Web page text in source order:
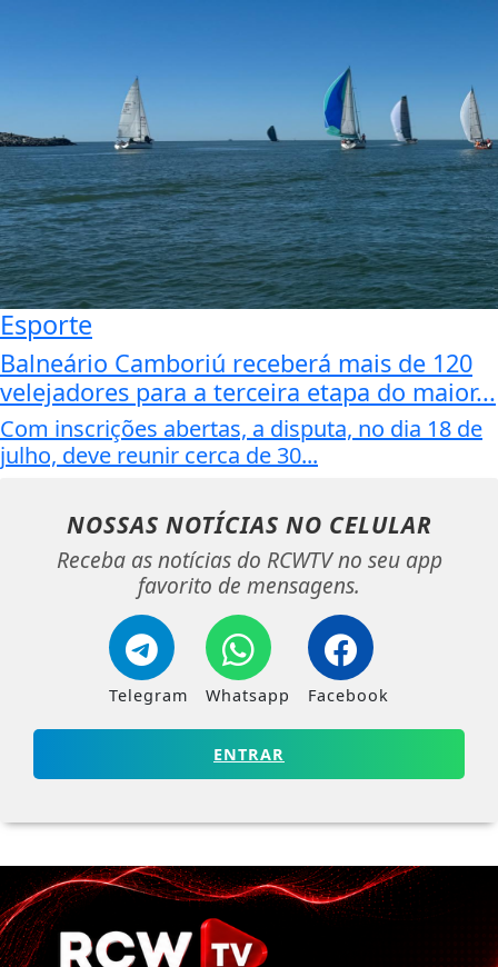
Esporte
Balneário Camboriú receberá mais de 120
velejadores para a terceira etapa do maior...
Com inscrições abertas, a disputa, no dia 18 de
julho, deve reunir cerca de 30...
NOSSAS NOTÍCIAS NO CELULAR
Receba as notícias do RCWTV no seu app
favorito de mensagens.
Telegram Whatsapp Facebook
ENTRAR